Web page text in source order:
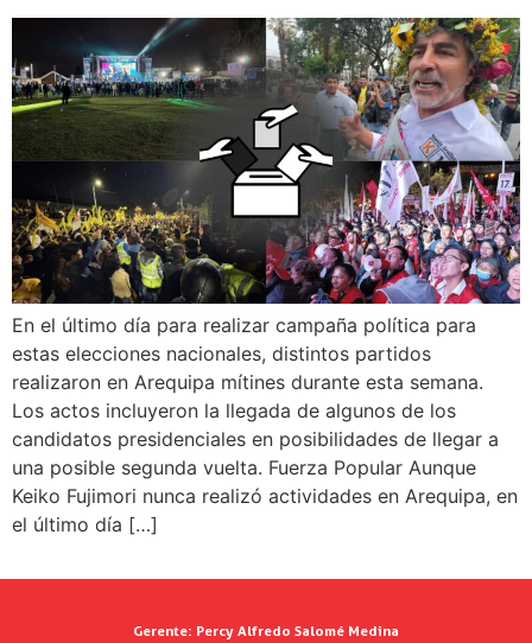
En el último día para realizar campaña política para
estas elecciones nacionales, distintos partidos
realizaron en Arequipa mítines durante esta semana.
Los actos incluyeron la llegada de algunos de los
candidatos presidenciales en posibilidades de llegar a
una posible segunda vuelta. Fuerza Popular Aunque
Keiko Fujimori nunca realizó actividades en Arequipa, en
el último día […]
Gerente: Percy Alfredo Salomé Medina